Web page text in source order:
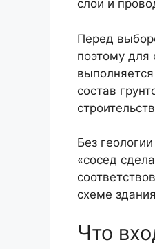
слои и
Перед
поэтому для
выполняется
состав
Без
«сосед
схеме
Что